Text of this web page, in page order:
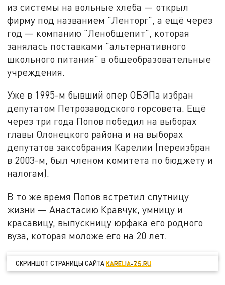
из системы на вольные хлеба — открыл
фирму под названием "Ленторг", а ещё через
год — компанию "Ленобщепит", которая
занялась поставками "альтернативного
школьного питания" в общеобразовательные
учреждения.
Уже в 1995-м бывший опер ОБЭПа избран
депутатом Петрозаводского горсовета. Ещё
через три года Попов победил на выборах
главы Олонецкого района и на выборах
депутатов заксобрания Карелии (переизбран
в 2003-м, был членом комитета по бюджету и
налогам).
В то же время Попов встретил спутницу
жизни — Анастасию Кравчук, умницу и
красавицу, выпускницу юрфака его родного
вуза, которая моложе его на 20 лет.
СКРИНШОТ СТРАНИЦЫ САЙТАKARELIA-ZS.RU